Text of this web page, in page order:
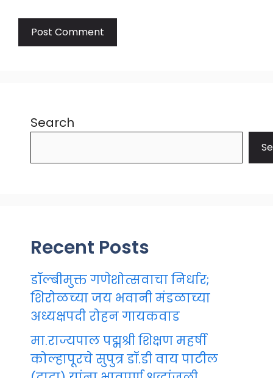
Search
Recent Posts
डॉल्बीमुक्त गणेशोत्सवाचा निर्धार;
शिरोळच्या जय भवानी मंडळाच्या
अध्यक्षपदी रोहन गायकवाड
मा.राज्यपाल पद्मश्री शिक्षण महर्षी
कोल्हापूरचे सुपुत्र डॉ.डी वाय पाटील